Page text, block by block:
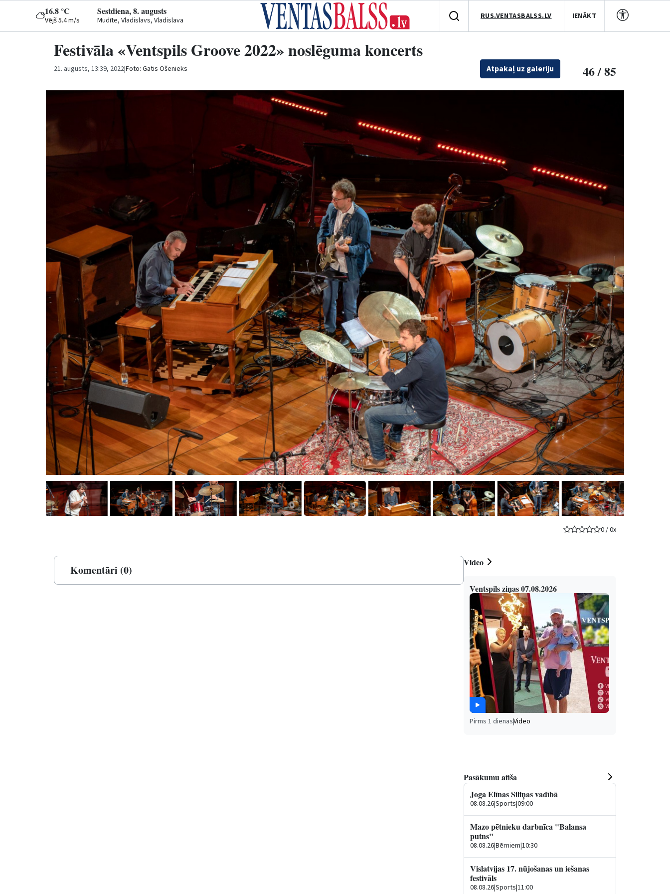
16.8 °C
Vējš 5.4 m/s
Sestdiena, 8. augusts
Mudīte, Vladislavs, Vladislava RUS.VENTASBALSS.LV IENĀKT
Festivāla «Ventspils Groove 2022» noslēguma koncerts
21. augusts, 13:39, 2022|Foto: Gatis Ošenieks Atpakaļ uz galeriju 46 / 85
0/0x
Komentāri (0)
Video
Ventspils ziņas 07.08.2026
Pirms 1 dienas|Video
Pasākumu afiša
Joga Elīnas Siliņas vadībā
08.08.26|Sports|09:00
Mazo pētnieku darbnīca "Balansa
putns"
08.08.26|Bērniem|10:30
Vislatvijas 17. nūjošanas un iešanas
festivāls
08.08.26|Sports|11:00